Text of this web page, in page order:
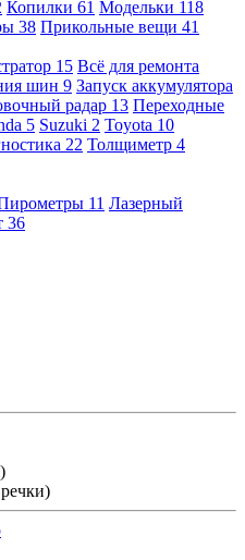
Копилки 61 Модельки 118
38 Прикольные вещи 41
15 Всё для ремонта
шин 9 Запуск аккумулятора
радар 13 Переходные
5 Suzuki 2 Toyota 10
22 Толщиметр 4
11 Лазерный
36